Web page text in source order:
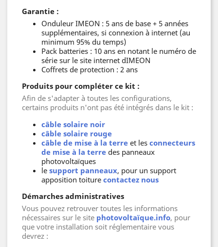
Garantie :
Onduleur IMEON : 5 ans de base + 5 années
supplémentaires, si connexion à internet (au
minimum 95% du temps)
Pack batteries : 10 ans en notant le numéro de
série sur le site internet dIMEON
Coffrets de protection : 2 ans
Produits pour compléter ce kit :
Afin de s'adapter à toutes les configurations,
certains produits n'ont pas été intégrés dans le kit :
câble solaire noir
câble solaire rouge
câble de mise à la terre et les connecteurs
de mise à la terre des panneaux
photovoltaïques
le support panneaux, pour un support
apposition toiture contactez nous
Démarches administratives
Vous pouvez retrouver toutes les informations
nécessaires sur le site photovoltaïque.info, pour
que votre installation soit réglementaire vous
devrez :